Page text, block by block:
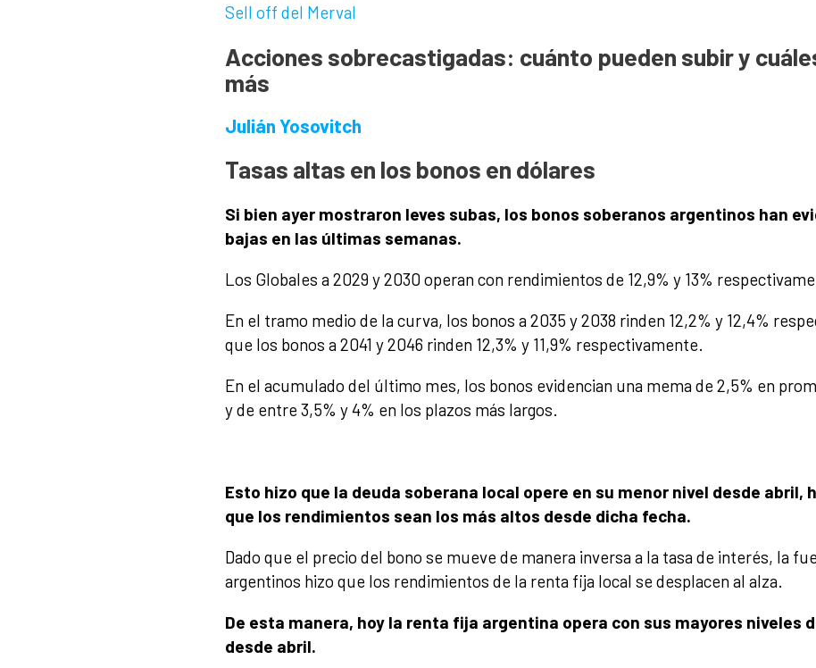
Sell off del Merval
Acciones sobrecastigadas: cuánto pueden subir y
más
Julián Yosovitch
Tasas altas en los bonos en dólares
Si bien ayer mostraron leves subas, los bonos soberanos argentinos han
bajas en las últimas semanas.
Los Globales a 2029 y 2030 operan con rendimientos de 12,9% y 13%
En el tramo medio de la curva, los bonos a 2035 y 2038 rinden 12,2% y 12,4%
que los bonos a 2041 y 2046 rinden 12,3% y 11,9% respectivamente.
En el acumulado del último mes, los bonos evidencian una mema de 2,5% en
y de entre 3,5% y 4% en los plazos más largos.
Esto hizo que la deuda soberana local opere en su menor nivel desde abril,
que los rendimientos sean los más altos desde dicha fecha.
Dado que el precio del bono se mueve de manera inversa a la tasa de interés, la
argentinos hizo que los rendimientos de la renta fija local se desplacen al alza.
De esta manera, hoy la renta fija argentina opera con sus mayores niveles
desde abril.